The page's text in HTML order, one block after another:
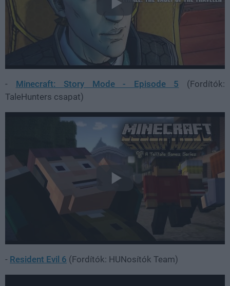
- Minecraft: Story Mode - Episode 5 (Fordítók:
TaleHunters csapat)
- Resident Evil 6 (Fordítók: HUNosítók Team)